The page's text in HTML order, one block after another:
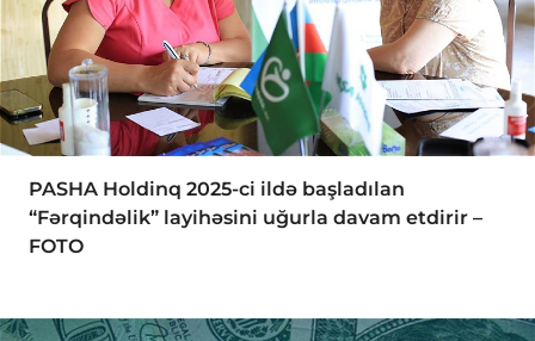
PASHA Holdinq 2025-ci ildə başladılan
“Fərqindəlik” layihəsini uğurla davam etdirir –
FOTO